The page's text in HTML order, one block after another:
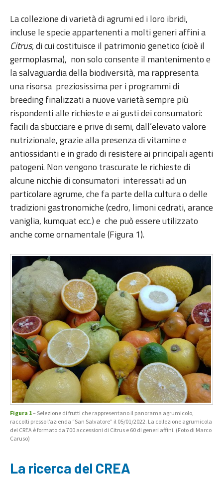
La collezione di varietà di agrumi ed i loro ibridi,
incluse le specie appartenenti a molti generi affini a
Citrus,di cui costituisce il patrimonio genetico (cioè il
germoplasma), non solo consente il mantenimento e
la salvaguardia della biodiversità, ma rappresenta
una risorsa preziosissima per i programmi di
breeding finalizzati a nuove varietà sempre più
rispondenti alle richieste e ai gusti dei consumatori:
facili da sbucciare e prive di semi, dall’elevato valore
nutrizionale, grazie alla presenza di vitamine e
antiossidanti e in grado di resistere ai principali agenti
patogeni. Non vengono trascurate le richieste di
alcune nicchie di consumatori interessati ad un
particolare agrume, che fa parte della cultura o delle
tradizioni gastronomiche (cedro, limoni cedrati, arance
vaniglia, kumquat ecc.) e che può essere utilizzato
anche come ornamentale (Figura 1).
Figura 1– Selezione di frutti che rappresentano il panorama agrumicolo,
raccolti presso l’azienda “San Salvatore” il 05/01/2022. La collezione agrumicola
del CREA è formato da 700 accessioni di Citrus e 60 di generi affini. (Foto di Marco
Caruso)
La ricerca del CREA